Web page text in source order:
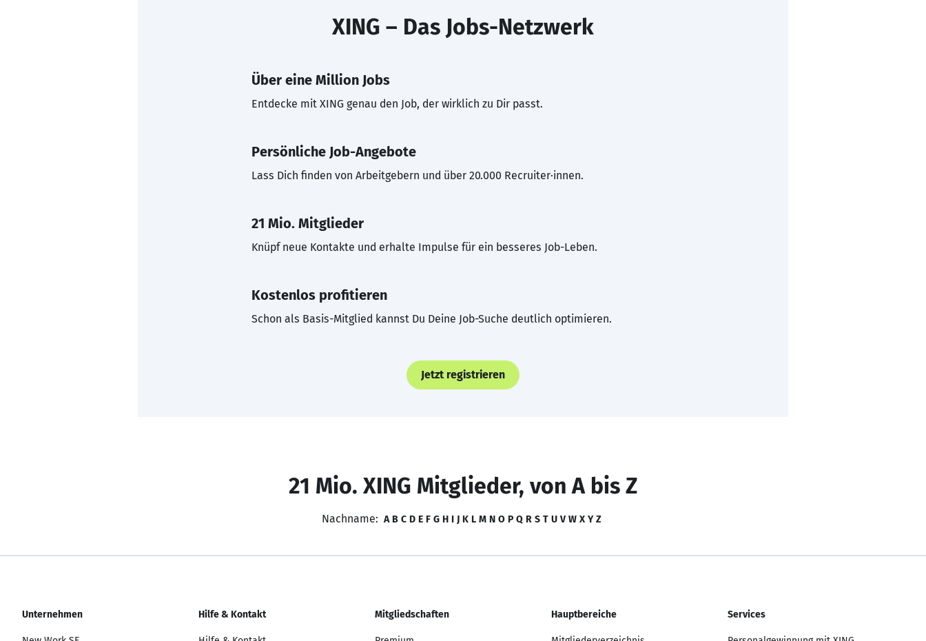
XING – Das Jobs-Netzwerk
Über eine Million Jobs
Entdecke mit XING genau den Job, der wirklich zu Dir passt.
Persönliche Job-Angebote
Lass Dich finden von Arbeitgebern und über 20.000 Recruiter·innen.
21 Mio. Mitglieder
Knüpf neue Kontakte und erhalte Impulse für ein besseres Job-Leben.
Kostenlos profitieren
Schon als Basis-Mitglied kannst Du Deine Job-Suche deutlich optimieren.
Jetzt registrieren
21 Mio. XING Mitglieder, von A bis Z
Nachname: A B C D E F G H I J K L M N O P Q R S T U V W X Y Z
Unternehmen Hilfe & Kontakt Mitgliedschaften Hauptbereiche Services